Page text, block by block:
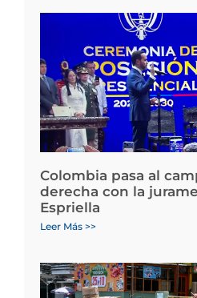
Colombia pasa al
derecha con la
Espriella
Leer Más >>